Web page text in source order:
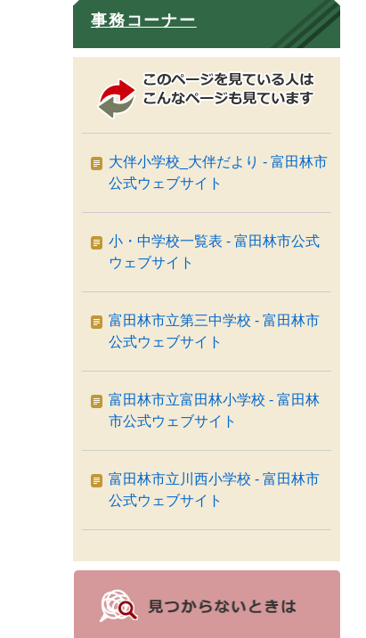
事務コーナー
大伴小学校_大伴だより - 富田林市
公式ウェブサイト
小・中学校一覧表 - 富田林市公式
ウェブサイト
富田林市立第三中学校 - 富田林市
公式ウェブサイト
富田林市立富田林小学校 - 富田林
市公式ウェブサイト
富田林市立川西小学校 - 富田林市
公式ウェブサイト